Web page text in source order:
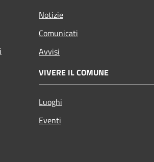
Notizie
Comunicati
Avvisi
VIVERE IL COMUNE
Luoghi
Eventi